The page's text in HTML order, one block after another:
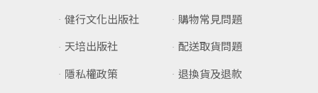
健行文化出版社
天培出版社
隱私權政策
購物常見問題
配送取貨問題
退換貨及退款